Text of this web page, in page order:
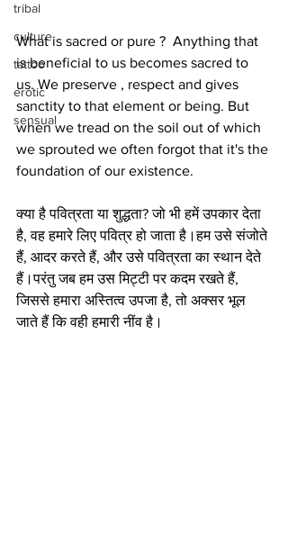
tribal
culture
tattoo
erotic
sensual
What is sacred or pure ?  Anything that
is beneficial to us becomes sacred to
us. We preserve , respect and gives
sanctity to that element or being. But
when we tread on the soil out of which
we sprouted we often forgot that it's the
foundation of our existence.
क्या है पवित्रता या शुद्धता? जो भी हमें उपकार देता
है, वह हमारे लिए पवित्र हो जाता है।हम उसे संजोते
हैं, आदर करते हैं, और उसे पवित्रता का स्थान देते
हैं।परंतु जब हम उस मिट्टी पर कदम रखते हैं,
जिससे हमारा अस्तित्व उपजा है, तो अक्सर भूल
जाते हैं कि वही हमारी नींव है।